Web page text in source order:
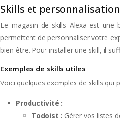
Skills et personnalisation
Le magasin de skills Alexa est une
permettent de personnaliser votre
bien-être. Pour installer une skill, il
Exemples de skills utiles
Voici quelques exemples de skills qui
Productivité :
Todoist : Gérer vos listes